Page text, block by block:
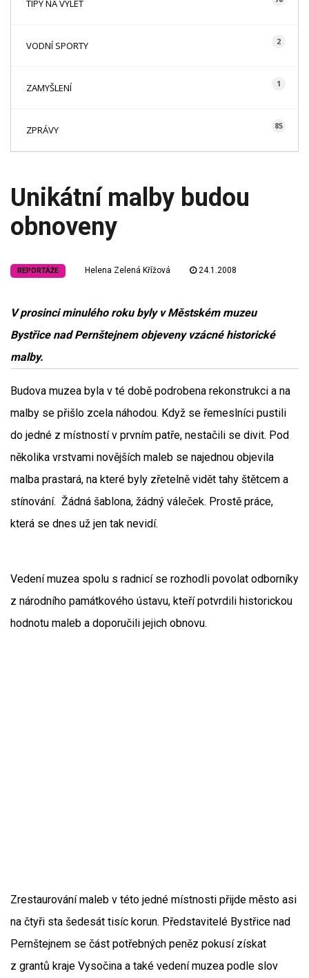
TIPY NA VÝLET
VODNÍ SPORTY 2
ZAMYŠLENÍ 1
ZPRÁVY 85
Unikátní malby budou
obnoveny
REPORTÁŽE Helena Zelená Křížová 24.1.2008
V prosinci minulého roku byly v Městském muzeu
Bystřice nad Pernštejnem objeveny vzácné historické
malby.
Budova muzea byla v té době podrobena rekonstrukci a na
malby se přišlo zcela náhodou. Když se řemeslníci pustili
do jedné z místností v prvním patře, nestačili se divit. Pod
několika vrstvami novějších maleb se najednou objevila
malba prastará, na které byly zřetelně vidět tahy štětcem a
stínování. Žádná šablona, žádný váleček. Prostě práce,
která se dnes už jen tak nevidí.
Vedení muzea spolu s radnicí se rozhodli povolat odborníky
z národního památkového ústavu, kteří potvrdili historickou
hodnotu maleb a doporučili jejich obnovu.
Zrestaurování maleb v této jedné místnosti přijde město asi
na čtyři sta šedesát tisíc korun. Představitelé Bystřice nad
Pernštejnem se část potřebných peněz pokusí získat
z grantů kraje Vysočina a také vedení muzea podle slov